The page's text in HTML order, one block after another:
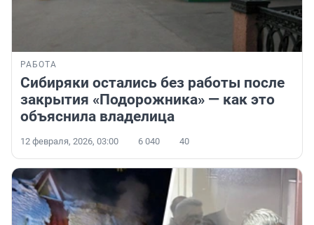
РАБОТА
Сибиряки остались без работы после
закрытия «Подорожника» — как это
объяснила владелица
12 февраля, 2026, 03:00 6 040 40